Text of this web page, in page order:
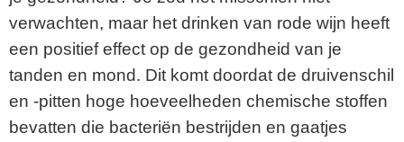
verwachten, maar het drinken van rode wijn heeft
een positief effect op de gezondheid van je
tanden en mond. Dit komt doordat de druivenschil
en -pitten hoge hoeveelheden chemische stoffen
bevatten die bacteriën bestrijden en gaatjes